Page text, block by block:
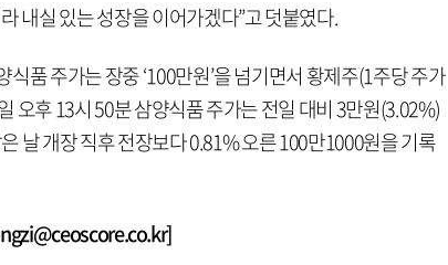
내실 있는 성장을 이어가겠다”고 덧붙였다.
품 주가는 장중 ‘100만원’을 넘기면서 황제주(1주당 주가
오후 13시 50분 삼양식품 주가는 전일 대비 3만원(3.02%)
날 개장 직후 전장보다 0.81% 오른 100만1000원을 기록